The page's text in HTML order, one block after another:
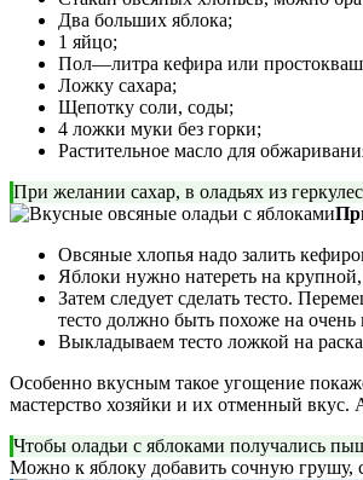
Два больших яблока;
1 яйцо;
Пол—литра кефира или
Ложку сахара;
Щепотку соли, соды;
4 ложки муки без горки;
Растительное масло для
При желании сахар, в оладьях из
Овсяные хлопья надо залить
Яблоки нужно натереть на
Затем следует сделать тесто.
тесто должно быть похоже на очень
Выкладываем тесто ложкой на
Особенно вкусным такое угощение
мастерство хозяйки и их отменный вкус.
Чтобы оладьи с яблоками получались
Можно к яблоку добавить сочную грушу,